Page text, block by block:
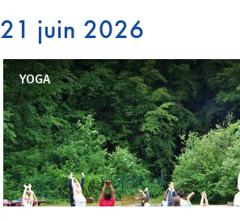
21 juin 2026
YOGA